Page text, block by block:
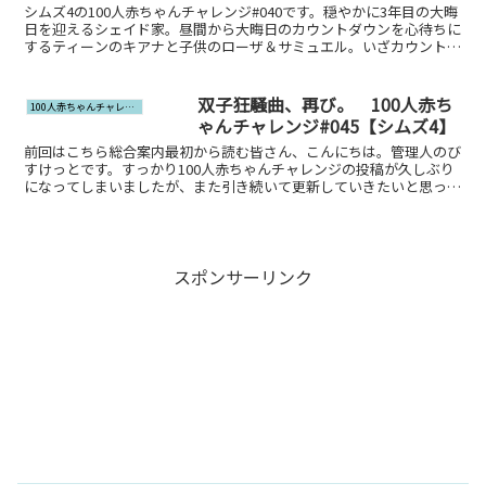
シムズ4の100人赤ちゃんチャレンジ#040です。穏やかに3年目の大晦
日を迎えるシェイド家。昼間から大晦日のカウントダウンを心待ちに
するティーンのキアナと子供のローザ＆サミュエル。いざカウントダ
100人赤ちゃんチャレンジ
双子狂騒曲、再び。 100人赤ち
ゃんチャレンジ#045【シムズ4】
前回はこちら総合案内最初から読む皆さん、こんにちは。管理人のび
すけっとです。すっかり100人赤ちゃんチャレンジの投稿が久しぶり
になってしまいましたが、また引き続いて更新していきたいと思って
スポンサーリンク